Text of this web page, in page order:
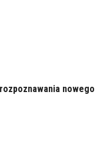
nowego